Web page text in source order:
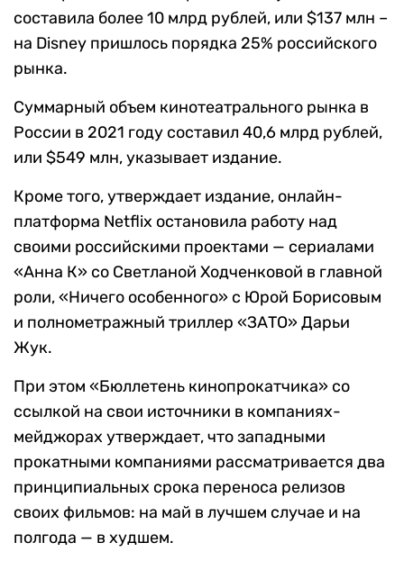
составила более 10 млрд рублей, или $137 млн –
на Disney пришлось порядка 25% российского
рынка.
Суммарный объем кинотеатрального рынка в
России в 2021 году составил 40,6 млрд рублей,
или $549 млн, указывает издание.
Кроме того, утверждает издание, онлайн-
платформа Netflix остановила работу над
своими российскими проектами — сериалами
«Анна К» со Светланой Ходченковой в главной
роли, «Ничего особенного» с Юрой Борисовым
и полнометражный триллер «ЗАТО» Дарьи
Жук.
При этом «Бюллетень кинопрокатчика» со
ссылкой на свои источники в компаниях-
мейджорах утверждает, что западными
прокатными компаниями рассматривается два
принципиальных срока переноса релизов
своих фильмов: на май в лучшем случае и на
полгода — в худшем.